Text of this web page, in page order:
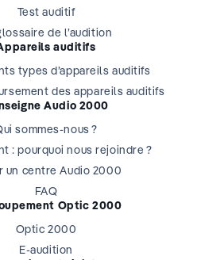
Test auditif
de l’audition
auditifs
types d’appareils auditifs
des appareils auditifs
Audio 2000
sommes-nous ?
: pourquoi nous rejoindre ?
un centre Audio 2000
FAQ
Optic 2000
Optic 2000
E-audition